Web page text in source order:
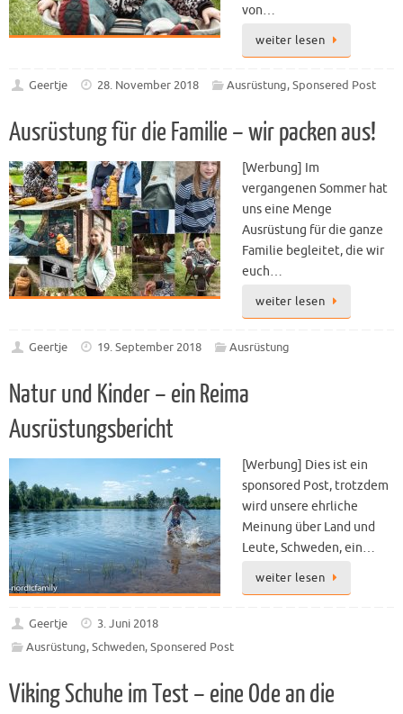
von…
weiter lesen
Geertje 28. November 2018 Ausrüstung,Sponsered Post
Ausrüstung für die Familie – wir packen aus!
[Werbung] Im
vergangenen Sommer hat
uns eine Menge
Ausrüstung für die ganze
Familie begleitet, die wir
euch…
weiter lesen
Geertje 19. September 2018 Ausrüstung
Natur und Kinder – ein Reima
Ausrüstungsbericht
[Werbung] Dies ist ein
sponsored Post, trotzdem
wird unsere ehrliche
Meinung über Land und
Leute, Schweden, ein…
weiter lesen
Geertje
3. Juni 2018
Ausrüstung,Schweden,Sponsered Post
Viking Schuhe im Test – eine Ode an die